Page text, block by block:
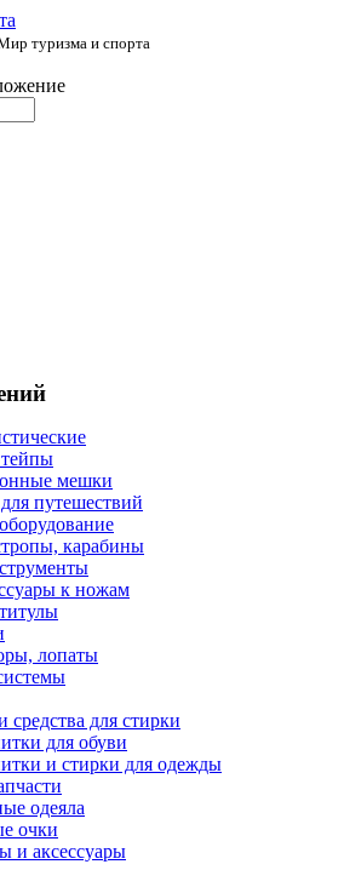
туризма и спорта
мешки
путешествий
карабины
к ножам
лопаты
для стирки
для обуви
и стирки для одежды
одеяла
очки
и аксессуары